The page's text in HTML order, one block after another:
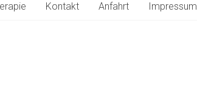
Kontakt Anfahrt Impressum